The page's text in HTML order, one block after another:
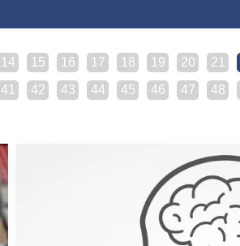
14 15 16 17 18 19 20 21
41 42 43 44 45 46 47 48